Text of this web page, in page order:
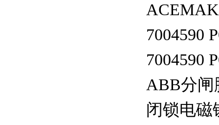
7004590
7004590
ABB分闸
闭锁电磁